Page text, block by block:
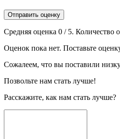
Отправить оценку
Средняя оценка 0 / 5. Количество
Оценок пока нет. Поставьте
Сожалеем, что вы поставили
Позвольте нам стать лучше!
Расскажите, как нам стать лучше?